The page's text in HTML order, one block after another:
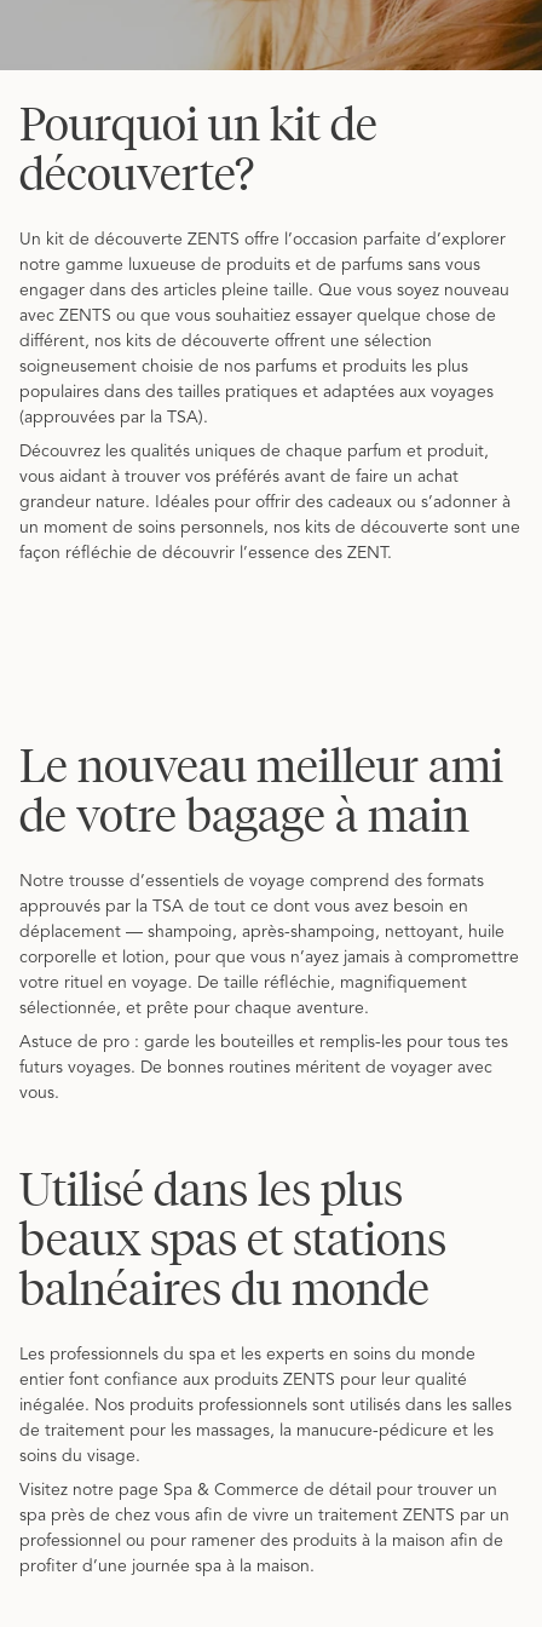
Pourquoi un kit de
découverte?
Un kit de découverte ZENTS offre l’occasion parfaite d’explorer
notre gamme luxueuse de produits et de parfums sans vous
engager dans des articles pleine taille. Que vous soyez nouveau
avec ZENTS ou que vous souhaitiez essayer quelque chose de
différent, nos kits de découverte offrent une sélection
soigneusement choisie de nos parfums et produits les plus
populaires dans des tailles pratiques et adaptées aux voyages
(approuvées par la TSA).
Découvrez les qualités uniques de chaque parfum et produit,
vous aidant à trouver vos préférés avant de faire un achat
grandeur nature. Idéales pour offrir des cadeaux ou s’adonner à
un moment de soins personnels, nos kits de découverte sont une
façon réfléchie de découvrir l’essence des ZENT.
Le nouveau meilleur ami
de votre bagage à main
Notre trousse d’essentiels de voyage comprend des formats
approuvés par la TSA de tout ce dont vous avez besoin en
déplacement — shampoing, après-shampoing, nettoyant, huile
corporelle et lotion, pour que vous n’ayez jamais à compromettre
votre rituel en voyage. De taille réfléchie, magnifiquement
sélectionnée, et prête pour chaque aventure.
Astuce de pro : garde les bouteilles et remplis-les pour tous tes
futurs voyages. De bonnes routines méritent de voyager avec
vous.
Utilisé dans les plus
beaux spas et stations
balnéaires du monde
Les professionnels du spa et les experts en soins du monde
entier font confiance aux produits ZENTS pour leur qualité
inégalée. Nos produits professionnels sont utilisés dans les salles
de traitement pour les massages, la manucure-pédicure et les
soins du visage.
Visitez notre page Spa & Commerce de détail pour trouver un
spa près de chez vous afin de vivre un traitement ZENTS par un
professionnel ou pour ramener des produits à la maison afin de
profiter d’une journée spa à la maison.